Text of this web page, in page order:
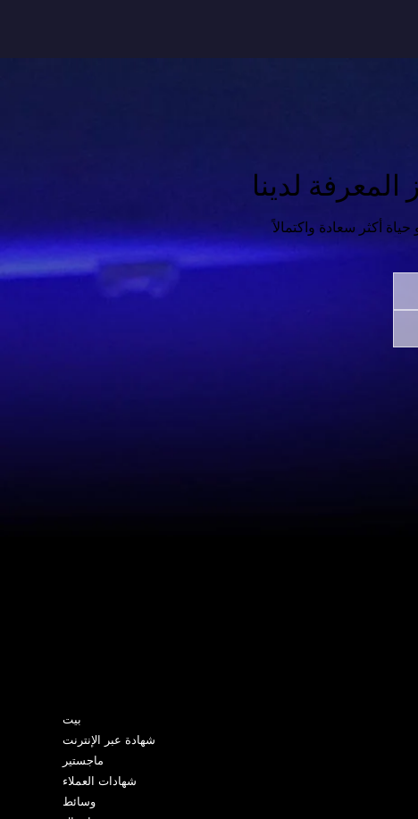
لدينا
بيت
شهادة عبر الإنترنت
ماجستير
شهادات العملاء
وسائط